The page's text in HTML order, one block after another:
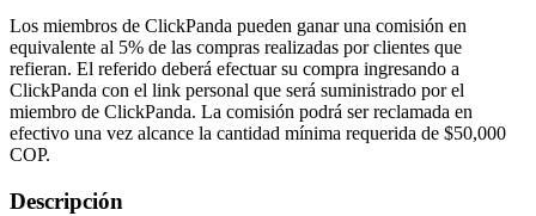
Los miembros de ClickPanda pueden ganar una comisión en
equivalente al 5% de las compras realizadas por clientes que
refieran. El referido deberá efectuar su compra ingresando a
ClickPanda con el link personal que será suministrado por el
miembro de ClickPanda. La comisión podrá ser reclamada en
efectivo una vez alcance la cantidad mínima requerida de $50,000
COP.
Descripción